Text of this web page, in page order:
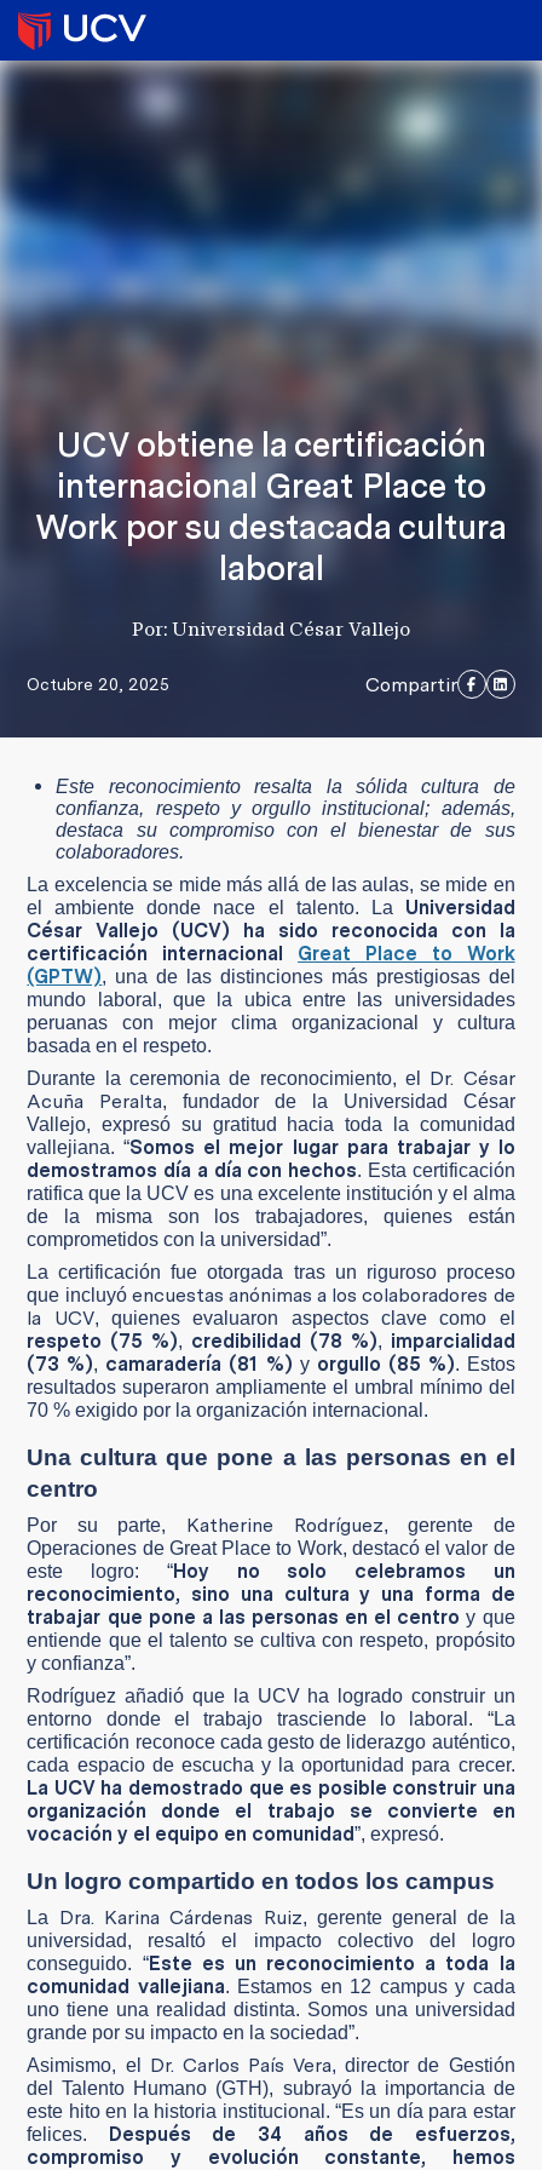
UCV obtiene la certificación
internacional Great Place to
Work por su destacada cultura
laboral
Por: Universidad César Vallejo
Octubre 20, 2025 Compartir
Este reconocimiento resalta la sólida cultura de
confianza, respeto y orgullo institucional; además,
destaca su compromiso con el bienestar de sus
colaboradores.
La excelencia se mide más allá de las aulas, se mide en
el ambiente donde nace el talento. La Universidad
César Vallejo (UCV) ha sido reconocida con la
certificación internacional Great Place to Work
(GPTW), una de las distinciones más prestigiosas del
mundo laboral, que la ubica entre las universidades
peruanas con mejor clima organizacional y cultura
basada en el respeto.
Durante la ceremonia de reconocimiento, el Dr. César
Acuña Peralta, fundador de la Universidad César
Vallejo, expresó su gratitud hacia toda la comunidad
vallejiana. “Somos el mejor lugar para trabajar y lo
demostramos día a día con hechos. Esta certificación
ratifica que la UCV es una excelente institución y el alma
de la misma son los trabajadores, quienes están
comprometidos con la universidad”.
La certificación fue otorgada tras un riguroso proceso
que incluyó encuestas anónimas a los colaboradores de
la UCV, quienes evaluaron aspectos clave como el
respeto (75 %), credibilidad (78 %), imparcialidad
(73 %), camaradería (81 %) y orgullo (85 %). Estos
resultados superaron ampliamente el umbral mínimo del
70 % exigido por la organización internacional.
Una cultura que pone a las personas en el
centro
Por su parte, Katherine Rodríguez, gerente de
Operaciones de Great Place to Work, destacó el valor de
este logro: “Hoy no solo celebramos un
reconocimiento, sino una cultura y una forma de
trabajar que pone a las personas en el centro y que
entiende que el talento se cultiva con respeto, propósito
y confianza”.
Rodríguez añadió que la UCV ha logrado construir un
entorno donde el trabajo trasciende lo laboral. “La
certificación reconoce cada gesto de liderazgo auténtico,
cada espacio de escucha y la oportunidad para crecer.
La UCV ha demostrado que es posible construir una
organización donde el trabajo se convierte en
vocación y el equipo en comunidad”, expresó.
Un logro compartido en todos los campus
La Dra. Karina Cárdenas Ruiz, gerente general de la
universidad, resaltó el impacto colectivo del logro
conseguido. “Este es un reconocimiento a toda la
comunidad vallejiana. Estamos en 12 campus y cada
uno tiene una realidad distinta. Somos una universidad
grande por su impacto en la sociedad”.
Asimismo, el Dr. Carlos País Vera, director de Gestión
del Talento Humano (GTH), subrayó la importancia de
este hito en la historia institucional. “Es un día para estar
felices. Después de 34 años de esfuerzos,
compromiso y evolución constante, hemos